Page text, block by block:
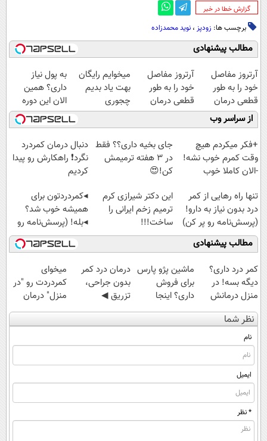
‌گزارش خطا در خبر
برچسب ها: زودپز ، نوید محمدزاده
مطالب پیشنهادی
آرتروز مفاصل
خود را به طور
قطعی درمان
کنید!
◗پرسش‌نامه◖
آرتروز مفاصل
خود را به طور
قطعی درمان
کنید!
◂پرسش‌نامه▸
میخوایم رایگان
بهت یاد بدیم
چجوری
پولدارشی! باور
نداری امتحانش
مجانیه
به پول نیاز
داری؟ همین
الان این دوره
رایگان رو شرکت
کن تا دیر نشده!
از سراسر وب
+فکر میکردم هیچ
وقت کمرم خوب نشه!
-الان کاملا خوب
جای بخیه داری؟؟ فقط
در 3 هفته ترمیمش
کن!😍
دنبال درمان کمردرد
نگرد❗ راهکارش رو پیدا
کردیم
تنها راه رهایی از کمر
درد بدون نیاز به دارو!
(پرسش‌نامه رو پر کن)
این دکتر شیرازی کرم
ترمیم زخم ایرانی را
ساخت!!!
◂کمردردتون برای
همیشه خوب شد؟
◂بله! (پرسش‌نامه رو
حتما پر کن)
مطالب پیشنهادی
کمر درد داری؟
دیگه بسه! در
منزل درمانش
کن
(◀پرسش‌نامه)
ماشین پژو پارس
برای فروش
داری؟ اینجا
سریع بفروشش
درمان درد کمر
بدون جراحی،
تزریق ◀
پرسش‌نامه رو پر
کن ▶
میخوای
کمردردت رو "در
منزل" درمان
کنی؟ (◂فیلم +
◂پرسش‌نامه)
نظر شما
نام
ایمیل
* نظر